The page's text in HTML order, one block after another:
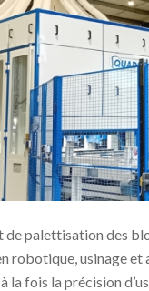
de palettisation des
robotique, usinage
la fois la précision